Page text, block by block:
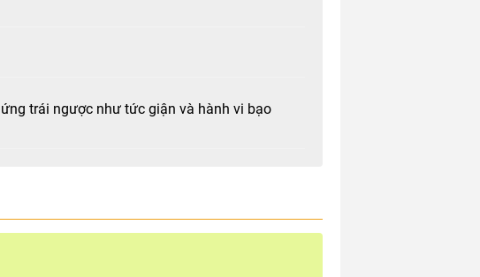
trái ngược như tức giận và hành vi bạo